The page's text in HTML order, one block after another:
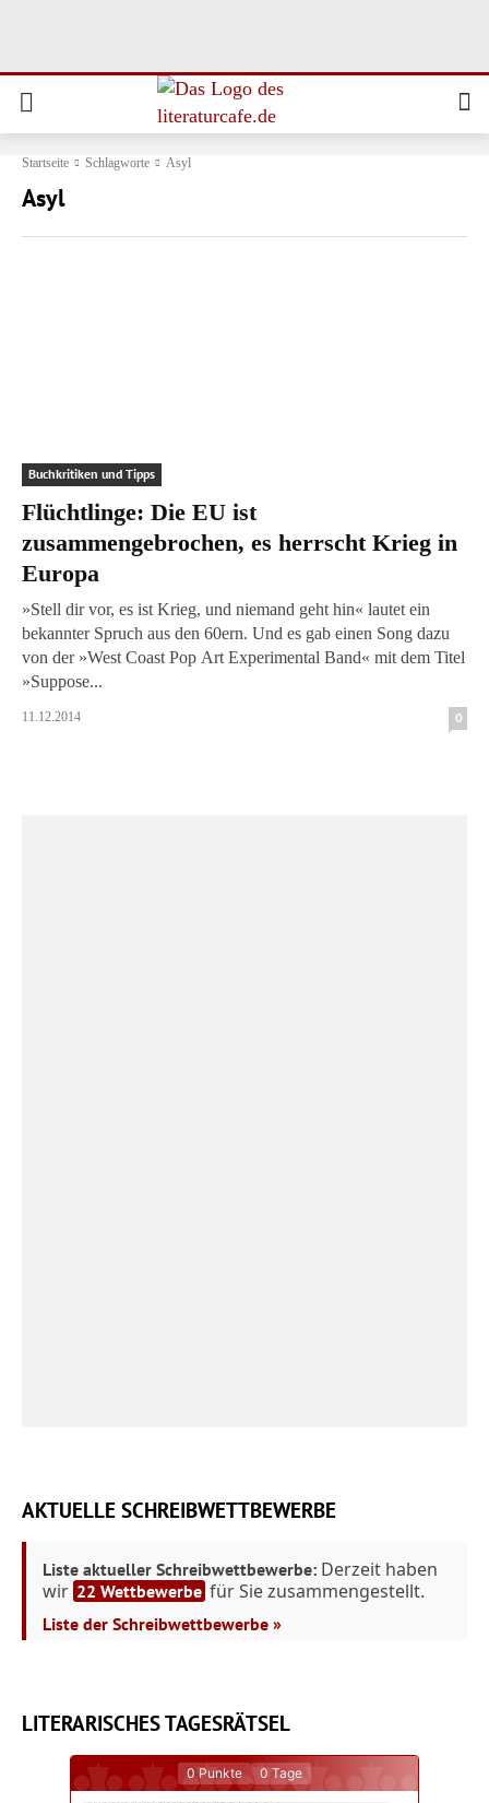
Startseite Schlagworte Asyl
Asyl
Buchkritiken und Tipps
Flüchtlinge: Die EU ist
zusammengebrochen, es herrscht Krieg in
Europa
»Stell dir vor, es ist Krieg, und niemand geht hin« lautet ein
bekannter Spruch aus den 60ern. Und es gab einen Song dazu
von der »West Coast Pop Art Experimental Band« mit dem Titel
»Suppose...
11.12.2014 0
AKTUELLE SCHREIBWETTBEWERBE
Liste aktueller Schreibwettbewerbe: Derzeit haben
wir 22 Wettbewerbe für Sie zusammengestellt.
Liste der Schreibwettbewerbe »
LITERARISCHES TAGESRÄTSEL
0 Punkte 0 Tage